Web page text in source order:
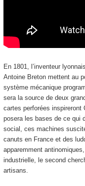
En 1801, l’inventeur
Antoine Breton mettent au
système mécanique
sera la source de deux
cartes perforées inspireront
posera les bases de ce qui
social, ces machines
canuts en France et des
apparemment
industrielle, le second
artisans.